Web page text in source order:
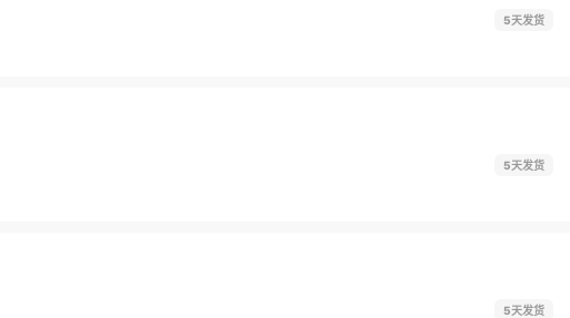
5天发货
5天发货
5天发货